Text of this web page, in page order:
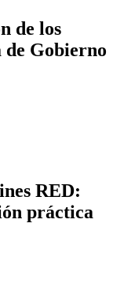
de los
de Gobierno
RED:
práctica